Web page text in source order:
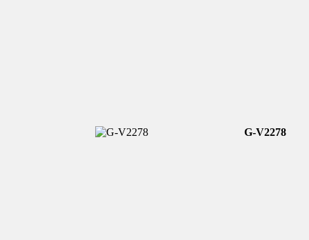
G-V2278